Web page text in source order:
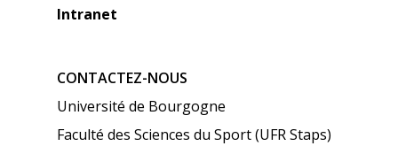
Intranet
CONTACTEZ-NOUS
Université de Bourgogne
Faculté des Sciences du Sport (UFR Staps)